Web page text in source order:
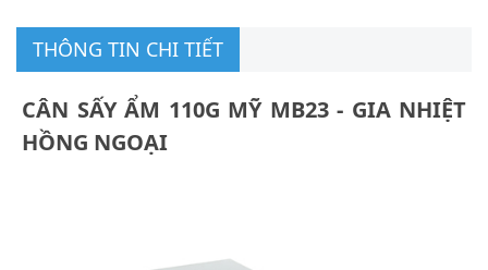
THÔNG TIN CHI TIẾT
CÂN SẤY ẨM 110G MỸ MB23 - GIA NHIỆT
HỒNG NGOẠI